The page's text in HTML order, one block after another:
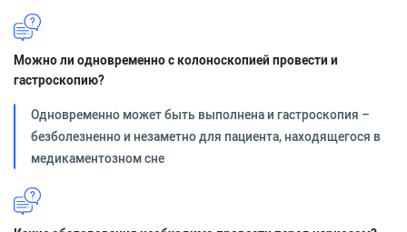
Можно ли одновременно с колоноскопией провести и
гастроскопию?
Одновременно может быть выполнена и гастроскопия –
безболезненно и незаметно для пациента, находящегося в
медикаментозном сне